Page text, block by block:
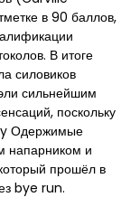
в 90 баллов,
В итоге
силовиков
сильнейшим
поскольку
Одержимые
напарником и
прошёл в
bye run.